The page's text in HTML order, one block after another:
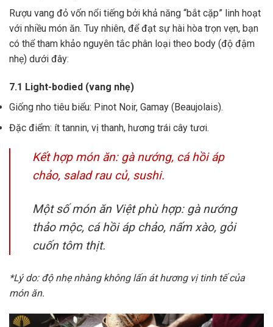
Rượu vang đỏ vốn nổi tiếng bởi khả năng “bắt cặp” linh hoạt
với nhiều món ăn. Tuy nhiên, để đạt sự hài hòa trọn vẹn, bạn
có thể tham khảo nguyên tắc phân loại theo body (độ đậm
nhẹ) dưới đây:
7.1 Light-bodied (vang nhẹ)
Giống nho tiêu biểu: Pinot Noir, Gamay (Beaujolais).
Đặc điểm: ít tannin, vị thanh, hương trái cây tươi.
Kết hợp món ăn: gà nướng, cá hồi áp
chảo, salad rau củ, sushi.
Một số món ăn Việt phù hợp: gà nướng
thảo mộc, cá hồi áp chảo, nấm xào, gỏi
cuốn tôm thịt.
*Lý do: độ nhẹ nhàng không lấn át hương vị tinh tế của
món ăn.